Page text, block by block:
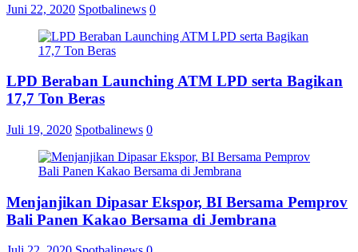
Juni 22, 2020 Spotbalinews 0
LPD Beraban Launching ATM LPD serta Bagikan
17,7 Ton Beras
Juli 19, 2020 Spotbalinews 0
Menjanjikan Dipasar Ekspor, BI Bersama Pemprov
Bali Panen Kakao Bersama di Jembrana